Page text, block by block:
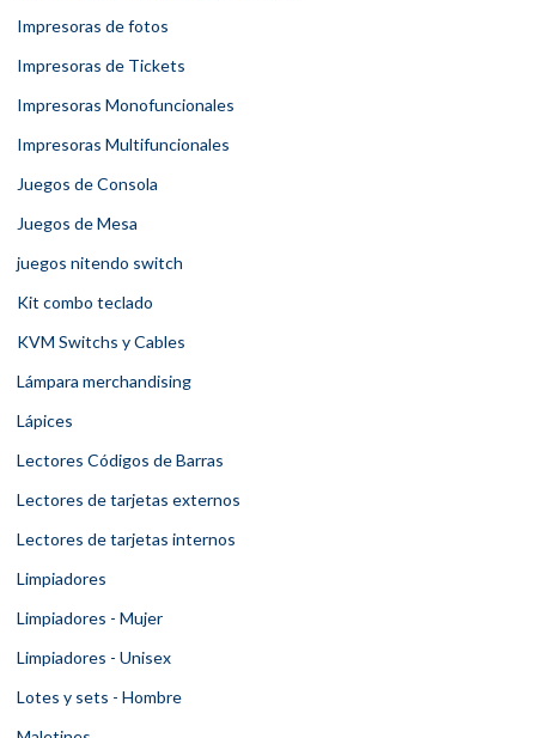
Impresoras de fotos
Impresoras de Tickets
Impresoras Monofuncionales
Impresoras Multifuncionales
Juegos de Consola
Juegos de Mesa
juegos nitendo switch
Kit combo teclado
KVM Switchs y Cables
Lámpara merchandising
Lápices
Lectores Códigos de Barras
Lectores de tarjetas externos
Lectores de tarjetas internos
Limpiadores
Limpiadores - Mujer
Limpiadores - Unisex
Lotes y sets - Hombre